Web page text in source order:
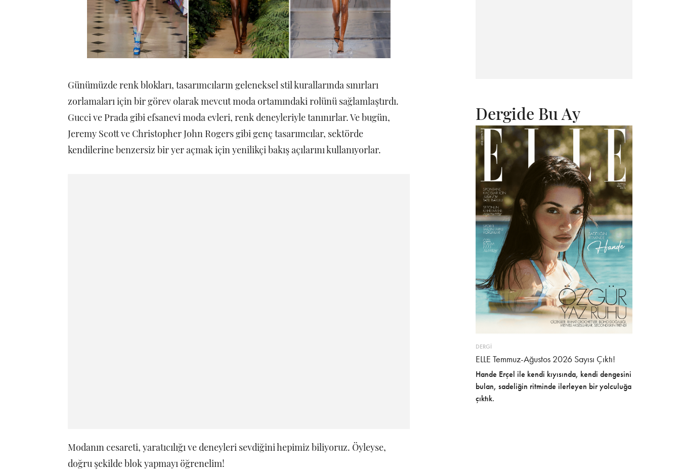
Günümüzde renk blokları, tasarımcıların geleneksel stil kurallarında sınırları
zorlamaları için bir görev olarak mevcut moda ortamındaki rolünü sağlamlaştırdı.
Gucci ve Prada gibi efsanevi moda evleri, renk deneyleriyle tanınırlar. Ve bugün,
Jeremy Scott ve Christopher John Rogers gibi genç tasarımcılar, sektörde
kendilerine benzersiz bir yer açmak için yenilikçi bakış açılarını kullanıyorlar.
Modanın cesareti, yaratıcılığı ve deneyleri sevdiğini hepimiz biliyoruz. Öyleyse,
doğru şekilde blok yapmayı öğrenelim!
Dergide Bu Ay
DERGİ
ELLE Temmuz-Ağustos 2026 Sayısı Çıktı!
Hande Erçel ile kendi kıyısında, kendi dengesini
bulan, sadeliğin ritminde ilerleyen bir yolculuğa
çıktık.